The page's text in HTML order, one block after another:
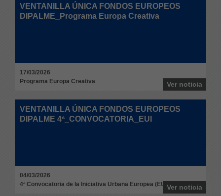
VENTANILLA ÚNICA FONDOS EUROPEOS
DIPALME_Programa Europa Creativa
17/03/2026
Programa Europa Creativa
Ver noticia
VENTANILLA ÚNICA FONDOS EUROPEOS
DIPALME 4ª_CONVOCATORIA_EUI
04/03/2026
4ª Convocatoria de la Iniciativa Urbana Europea (EUI)Ver noticia